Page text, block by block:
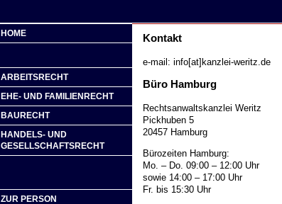
HOME
ARBEITSRECHT
EHE- UND FAMILIENRECHT
BAURECHT
HANDELS- UND
GESELLSCHAFTSRECHT
ZUR PERSON
Kontakt
e-mail: info[at]kanzlei-weritz.de
Büro Hamburg
Rechtsanwaltskanzlei Weritz
Pickhuben 5
20457 Hamburg
Bürozeiten Hamburg:
Mo. – Do. 09:00 – 12:00 Uhr
sowie 14:00 – 17:00 Uhr
Fr. bis 15:30 Uhr